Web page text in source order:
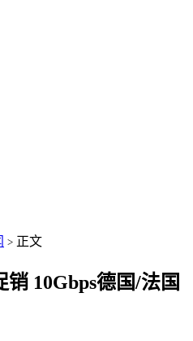
> 正文
销 10Gbps德国/法国